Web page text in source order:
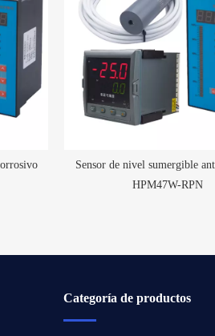
Sensor de nivel sumergible
HPM47W-RPN
Categoría de productos